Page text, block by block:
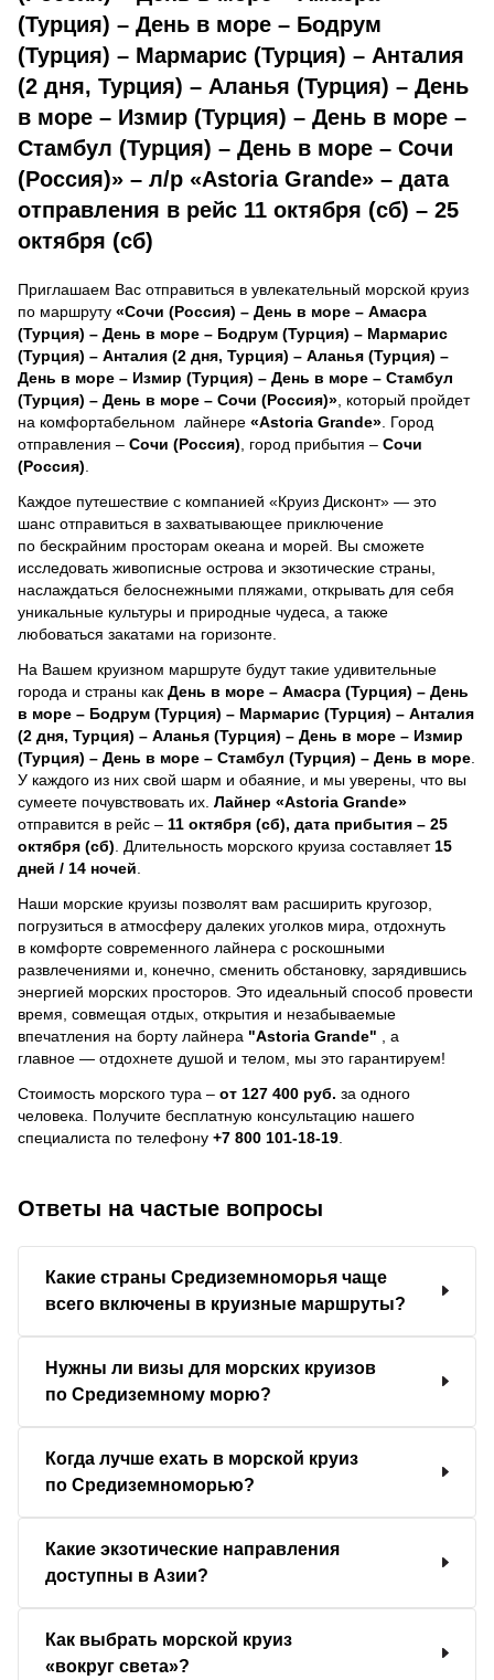
(Турция) – День в море – Бодрум
(Турция) – Мармарис (Турция) – Анталия
(2 дня, Турция) – Аланья (Турция) – День
в море – Измир (Турция) – День в море –
Стамбул (Турция) – День в море – Сочи
(Россия)» – л/р «Astoria Grande» – дата
отправления в рейс 11 октября (сб) – 25
октября (сб)
Приглашаем Вас отправиться в увлекательный морской круиз
по маршруту «Сочи (Россия) – День в море – Амасра
(Турция) – День в море – Бодрум (Турция) – Мармарис
(Турция) – Анталия (2 дня, Турция) – Аланья (Турция) –
День в море – Измир (Турция) – День в море – Стамбул
(Турция) – День в море – Сочи (Россия)» , который пройдет
на комфортабельном лайнере «Astoria Grande» . Город
отправления – Сочи (Россия) , город прибытия – Сочи
(Россия)
Каждое путешествие с компанией «Круиз Дисконт» — это
шанс отправиться в захватывающее приключение
по бескрайним просторам океана и морей. Вы сможете
исследовать живописные острова и экзотические страны,
наслаждаться белоснежными пляжами, открывать для себя
уникальные культуры и природные чудеса, а также
любоваться закатами на горизонте.
На Вашем круизном маршруте будут такие удивительные
города и страны как День в море – Амасра (Турция) – День
в море – Бодрум (Турция) – Мармарис (Турция) – Анталия
(2 дня, Турция) – Аланья (Турция) – День в море – Измир
(Турция) – День в море – Стамбул (Турция) – День в море
У каждого из них свой шарм и обаяние, и мы уверены, что вы
сумеете почувствовать их. Лайнер «Astoria Grande»
отправится в рейс – 11 октября (сб), дата прибытия – 25
октября (сб) . Длительность морского круиза составляет 15
дней / 14 ночей
Наши морские круизы позволят вам расширить кругозор,
погрузиться в атмосферу далеких уголков мира, отдохнуть
в комфорте современного лайнера с роскошными
развлечениями и, конечно, сменить обстановку, зарядившись
энергией морских просторов. Это идеальный способ провести
время, совмещая отдых, открытия и незабываемые
впечатления на борту лайнера "Astoria Grande"
, a
главное — отдохнете душой и телом, мы это гарантируем!
Стоимость морского тура – от 127 400 руб. за одного
человека. Получите бесплатную консультацию нашего
специалиста по телефону +7 800 101-18-19
Ответы на частые вопросы
Какие страны Средиземноморья чаще
всего включены в круизные маршруты?
Нужны ли визы для морских круизов
по Средиземному морю?
Когда лучше ехать в морской круиз
по Средиземноморью?
Какие экзотические направления
доступны в Азии?
Как выбрать морской круиз
«вокруг света»?